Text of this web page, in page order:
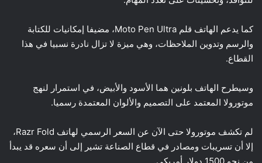
كما يدعم الهاتف قلم Moto Pen Ultra، مضيفا إمكانيات للكتابة
والرسم وتدوين الملاحظات، وهي ميزة لا تزال نادرة نسبيا في هذا
القطاع.
وسيطرح الهاتف بلونين هما الأسود والأبيض، في استمرار لنهج
موتورولا المعتمد على التصميم والألوان المعتمدة رسميا.
لم تكشف موتورولا حتى الآن عن السعر الرسمي لهاتف Razr Fold،
إلا أن تسريبات ومصادر في قطاع الصناعة تشير إلى أن سعره قد يبدأ